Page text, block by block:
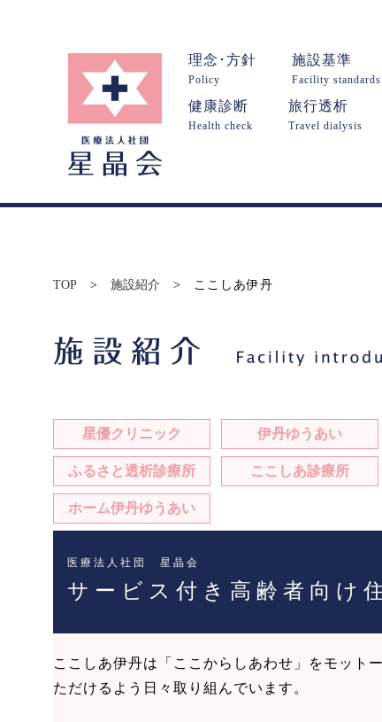
理念･方針
Policy
施設基準
Facility standards
健康診断
Health check
旅行透析
Travel dialysis
TOP > 施設紹介 > ここしあ伊丹
星優クリニック 伊丹ゆうあい
ふるさと透析診療所 ここしあ診療所
ホーム伊丹ゆうあい
医療法人社団 星晶会
サービス付き高齢者向け
ここしあ伊丹は「ここからしあわせ」をモット
ただけるよう日々取り組んでいます。